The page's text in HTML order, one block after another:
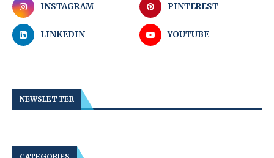
INSTAGRAM PINTEREST
LINKEDIN YOUTUBE
NEWSLETTER